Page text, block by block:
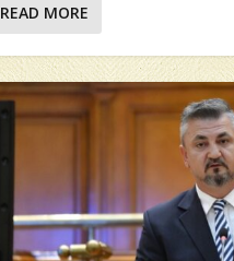
READ MORE